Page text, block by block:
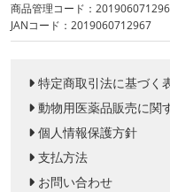
商品管理コード：
JANコード：2019060712967
特定商取引法に基づく
動物用医薬品販売に関
個人情報保護方針
支払方法
お問い合わせ